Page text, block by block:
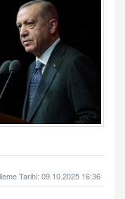
Tarihi: 09.10.2025 16:36